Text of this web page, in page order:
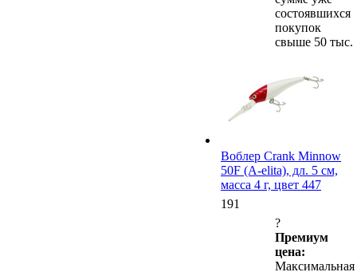
состоявшихся
покупок
свыше 50 тыс.
Воблер Crank Minnow
50F (A-elita), дл. 5 см,
масса 4 г, цвет 447
191
?
Премиум
цена:
Максимальная